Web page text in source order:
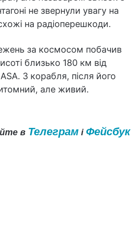
не звернули увагу на
на радіоперешкоди.
за космосом побачив
близько 180 км від
З корабля, після його
але живий.
в Телеграмі Фейсбук